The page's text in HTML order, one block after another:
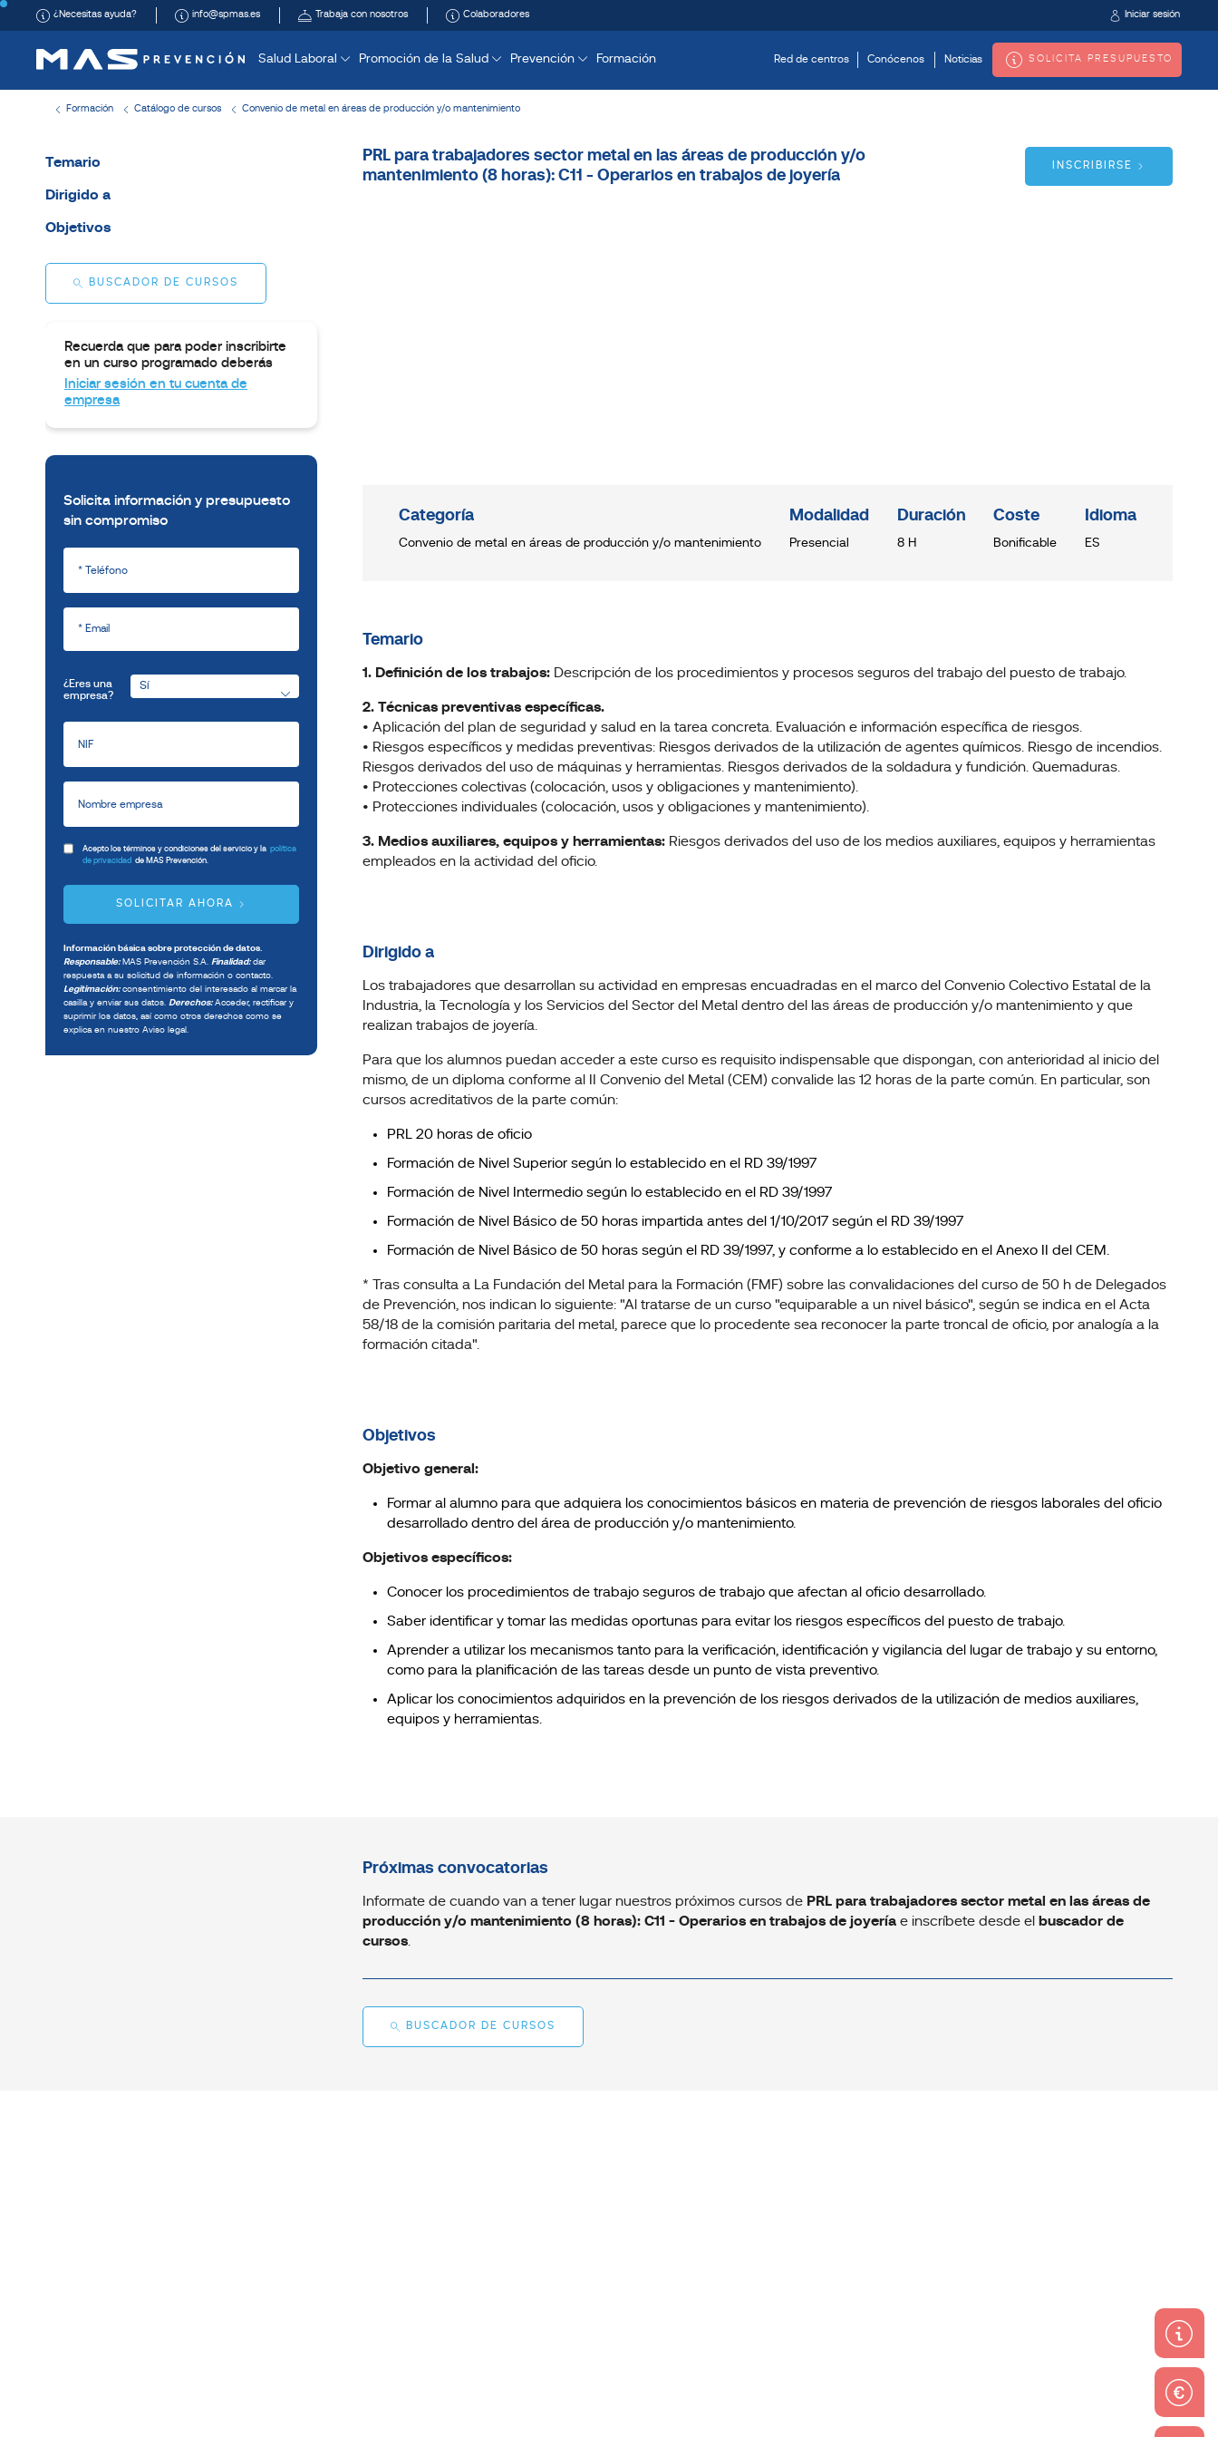
¿Necesitas ayuda? info@spmas.es Trabaja con nosotros Colaboradores Iniciar sesión
Salud Laboral Promoción de la Salud Prevención Formación Red de centros Conócenos Noticias SOLICITA PRESUPUESTO
Formación Catálogo de cursos Convenio de metal en áreas de producción y/o mantenimiento
Temario
Dirigido a
Objetivos
BUSCADOR DE CURSOS
Recuerda que para poder inscribirte
en un curso programado deberás
Iniciar sesión en tu cuenta de
empresa
Solicita información y presupuesto
sin compromiso
¿Eres una
empresa?
Acepto los términos y condiciones del servicio y la política
de privacidad de MAS Prevención.
SOLICITAR AHORA
Información básica sobre protección de datos.
Responsable: MAS Prevención S.A. Finalidad: dar
respuesta a su solicitud de información o contacto.
Legitimación: consentimiento del interesado al marcar la
casilla y enviar sus datos. Derechos: Acceder, rectificar y
suprimir los datos, así como otros derechos como se
explica en nuestro Aviso legal.
PRL para trabajadores sector metal en las áreas de producción y/o
mantenimiento (8 horas): C11 - Operarios en trabajos de joyería
INSCRIBIRSE
Categoría
Convenio de metal en áreas de producción y/o mantenimiento
Modalidad
Presencial
Duración
8 H
Coste
Bonificable
Idioma
ES
Temario
1. Definición de los trabajos: Descripción de los procedimientos y procesos seguros del trabajo del puesto de trabajo.
2. Técnicas preventivas específicas.
• Aplicación del plan de seguridad y salud en la tarea concreta. Evaluación e información específica de riesgos.
• Riesgos específicos y medidas preventivas: Riesgos derivados de la utilización de agentes químicos. Riesgo de incendios.
Riesgos derivados del uso de máquinas y herramientas. Riesgos derivados de la soldadura y fundición. Quemaduras.
• Protecciones colectivas (colocación, usos y obligaciones y mantenimiento).
• Protecciones individuales (colocación, usos y obligaciones y mantenimiento).
3. Medios auxiliares, equipos y herramientas: Riesgos derivados del uso de los medios auxiliares, equipos y herramientas
empleados en la actividad del oficio.
Dirigido a
Los trabajadores que desarrollan su actividad en empresas encuadradas en el marco del Convenio Colectivo Estatal de la
Industria, la Tecnología y los Servicios del Sector del Metal dentro del las áreas de producción y/o mantenimiento y que
realizan trabajos de joyería.
Para que los alumnos puedan acceder a este curso es requisito indispensable que dispongan, con anterioridad al inicio del
mismo, de un diploma conforme al II Convenio del Metal (CEM) convalide las 12 horas de la parte común. En particular, son
cursos acreditativos de la parte común:
PRL 20 horas de oficio
Formación de Nivel Superior según lo establecido en el RD 39/1997
Formación de Nivel Intermedio según lo establecido en el RD 39/1997
Formación de Nivel Básico de 50 horas impartida antes del 1/10/2017 según el RD 39/1997
Formación de Nivel Básico de 50 horas según el RD 39/1997, y conforme a lo establecido en el Anexo II del CEM.
* Tras consulta a La Fundación del Metal para la Formación (FMF) sobre las convalidaciones del curso de 50 h de Delegados
de Prevención, nos indican lo siguiente: "Al tratarse de un curso "equiparable a un nivel básico", según se indica en el Acta
58/18 de la comisión paritaria del metal, parece que lo procedente sea reconocer la parte troncal de oficio, por analogía a la
formación citada".
Objetivos
Objetivo general:
Formar al alumno para que adquiera los conocimientos básicos en materia de prevención de riesgos laborales del oficio
desarrollado dentro del área de producción y/o mantenimiento.
Objetivos específicos:
Conocer los procedimientos de trabajo seguros de trabajo que afectan al oficio desarrollado.
Saber identificar y tomar las medidas oportunas para evitar los riesgos específicos del puesto de trabajo.
Aprender a utilizar los mecanismos tanto para la verificación, identificación y vigilancia del lugar de trabajo y su entorno,
como para la planificación de las tareas desde un punto de vista preventivo.
Aplicar los conocimientos adquiridos en la prevención de los riesgos derivados de la utilización de medios auxiliares,
equipos y herramientas.
Próximas convocatorias
Informate de cuando van a tener lugar nuestros próximos cursos de PRL para trabajadores sector metal en las áreas de
producción y/o mantenimiento (8 horas): C11 - Operarios en trabajos de joyería e inscríbete desde el buscador de
cursos.
BUSCADOR DE CURSOS